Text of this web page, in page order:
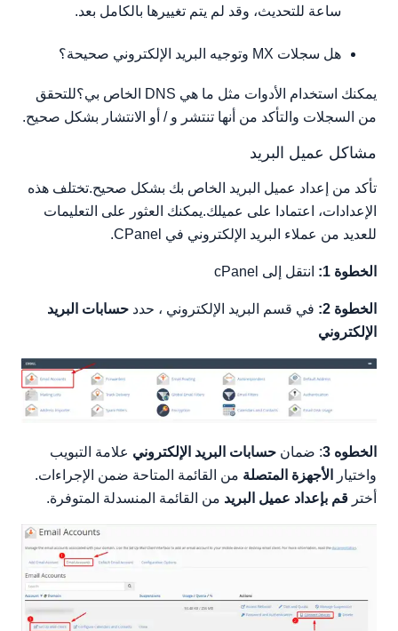
ساعة للتحديث، وقد لم يتم تغييرها بالكامل بعد.
هل سجلات MX وتوجيه البريد الإلكتروني صحيحة؟
يمكنك استخدام الأدوات مثل ما هي DNS الخاص بي؟للتحقق
من السجلات والتأكد من أنها تنتشر و / أو الانتشار بشكل صحيح.
مشاكل عميل البريد
تأكد من إعداد عميل البريد الخاص بك بشكل صحيح.تختلف هذه
الإعدادات، اعتمادا على عميلك.يمكنك العثور على التعليمات
للعديد من عملاء البريد الإلكتروني في CPanel.
الخطوة 1: انتقل إلى cPanel
الخطوة 2: في قسم البريد الإلكتروني ، حدد حسابات البريد
الإلكتروني
الخطوه 3 : ضمان حسابات البريد الإلكتروني علامة التبويب
واختيار
الأجهزة المتصلة من القائمة المتاحة ضمن الإجراءات.
أختر قم بإعداد عميل البريد من القائمة المنسدلة المتوفرة.